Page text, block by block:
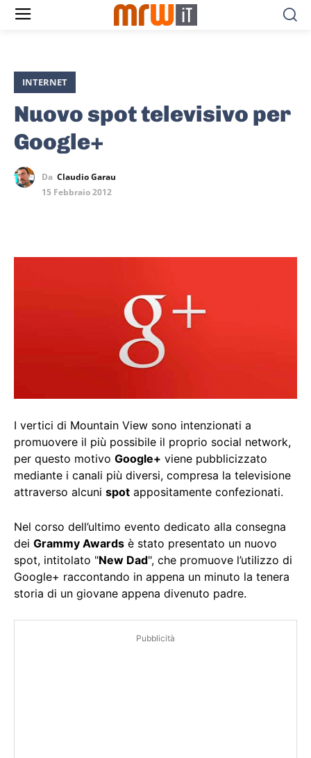
INTERNET
Nuovo spot televisivo per
Google+
Da Claudio Garau
15 Febbraio 2012
I vertici di Mountain View sono intenzionati a
promuovere il più possibile il proprio social network,
per questo motivo Google+ viene pubblicizzato
mediante i canali più diversi, compresa la televisione
attraverso alcuni spot appositamente confezionati.
Nel corso dell’ultimo evento dedicato alla consegna
dei Grammy Awards è stato presentato un nuovo
spot, intitolato "New Dad", che promuove l’utilizzo di
Google+ raccontando in appena un minuto la tenera
storia di un giovane appena divenuto padre.
Pubblicità